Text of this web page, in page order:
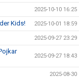
2025-10-10 16:25
Kids! 2025-10-01 18:59
2025-09-27 23:29
2025-09-27 18:43
2025-08-30